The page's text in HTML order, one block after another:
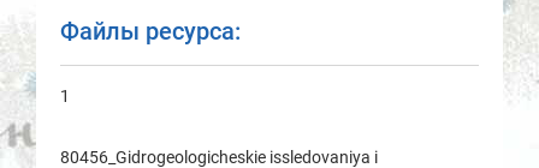
Файлы ресурса:
1
80456_Gidrogeologicheskie issledovaniya i